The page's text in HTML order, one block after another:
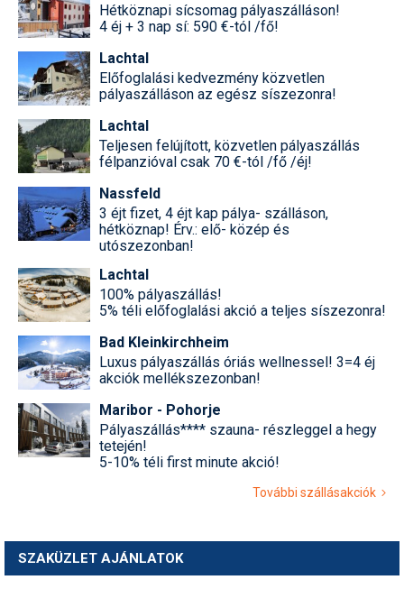
Hétköznapi sícsomag pályaszálláson!
4 éj + 3 nap sí: 590 €-tól /fő!
Lachtal
Előfoglalási kedvezmény közvetlen
pályaszálláson az egész síszezonra!
Lachtal
Teljesen felújított, közvetlen pályaszállás
félpanzióval csak 70 €-tól /fő /éj!
Nassfeld
3 éjt fizet, 4 éjt kap pálya- szálláson,
hétköznap! Érv.: elő- közép és
utószezonban!
Lachtal
100% pályaszállás!
5% téli előfoglalási akció a teljes síszezonra!
Bad Kleinkirchheim
Luxus pályaszállás óriás wellnessel! 3=4 éj
akciók mellékszezonban!
Maribor - Pohorje
Pályaszállás**** szauna- részleggel a hegy
tetején!
5-10% téli first minute akció!
További szállásakciók
SZAKÜZLET AJÁNLATOK